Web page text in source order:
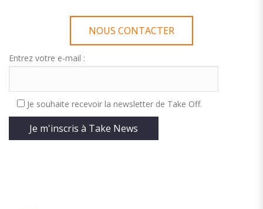
NOUS CONTACTER
Entrez votre e-mail :
Je souhaite recevoir la newsletter de Take Off.